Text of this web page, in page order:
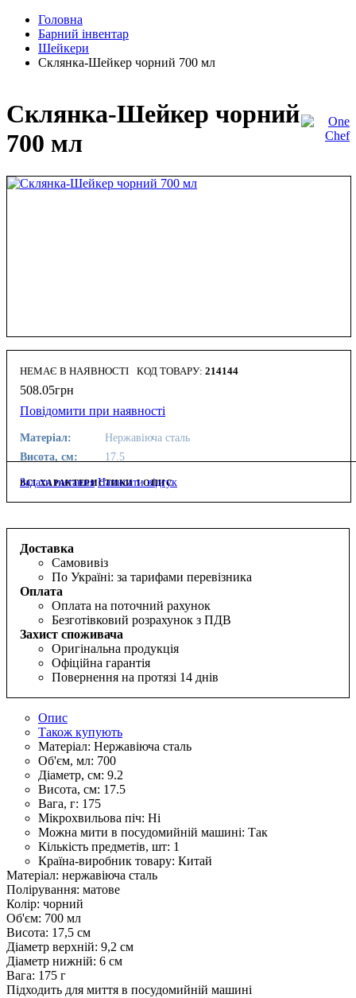
Головна
Барний інвентар
Шейкери
Склянка-Шейкер чорний 700 мл
Склянка-Шейкер чорний
700 мл
НЕМАЄ В НАЯВНОСТІ 214144
508.05грн
Повідомити при наявності
Матеріал:
Нержавіюча сталь
Висота, см:
17.5
ВСІ ХАРАКТЕРИСТИКИ І ОПИС
Задати питання Написати відгук
Опис
Також купують
Матеріал: Нержавіюча сталь
Об'єм, мл: 700
Діаметр, см: 9.2
Висота, см: 17.5
Вага, г: 175
Мікрохвильова піч: Ні
Можна мити в посудомийній машині: Так
Кількість предметів, шт: 1
Країна-виробник товару: Китай
Матеріал: нержавіюча сталь
Полірування: матове
Колір: чорний
Об'єм: 700 мл
Висота: 17,5 см
Діаметр верхній: 9,2 см
Діаметр нижній: 6 см
Вага: 175 г
Підходить для миття в посудомийній машині
Доставка
Самовивіз
По Україні: за тарифами перевізника
Оплата
Оплата на поточний рахунок
Безготівковий розрахунок з ПДВ
Захист споживача
Оригінальна продукція
Офіційна гарантія
Повернення на протязі 14 днів